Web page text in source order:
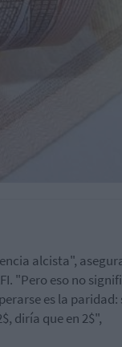
alcista",
"Pero eso no
es la paridad:
diría que en 2$",